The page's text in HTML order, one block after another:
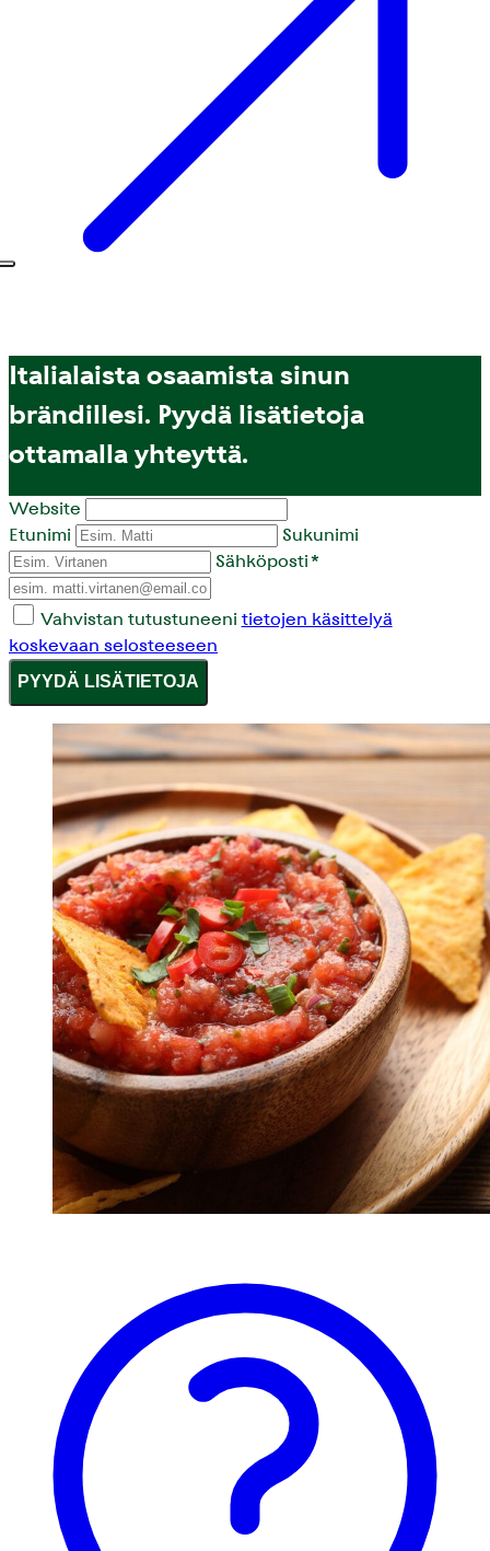
Italialaista osaamista sinun
brändillesi. Pyydä lisätietoja
ottamalla yhteyttä.
Website
Etunimi
Sukunimi
Sähköposti*
Vahvistan tutustuneeni tietojen käsittelyä
koskevaan selosteeseen